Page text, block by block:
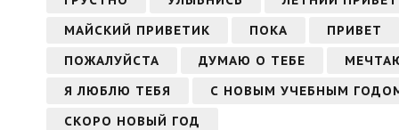
МАЙСКИЙ ПРИВЕТИК
ПОКА
ПРИВЕТ
ПОЖАЛУЙСТА
ДУМАЮ О ТЕБЕ
Я ЛЮБЛЮ ТЕБЯ
С НОВЫМ УЧЕБНЫМ
СКОРО НОВЫЙ ГОД